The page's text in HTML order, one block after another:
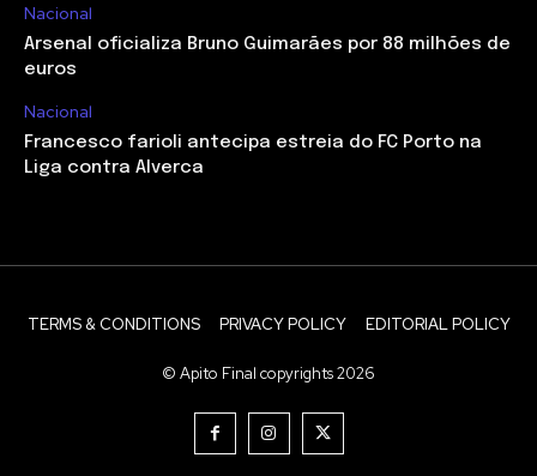
Nacional
Arsenal oficializa Bruno Guimarães por 88 milhões de
euros
Nacional
Francesco farioli antecipa estreia do FC Porto na
Liga contra Alverca
TERMS & CONDITIONS PRIVACY POLICY EDITORIAL POLICY
© Apito Final copyrights 2026